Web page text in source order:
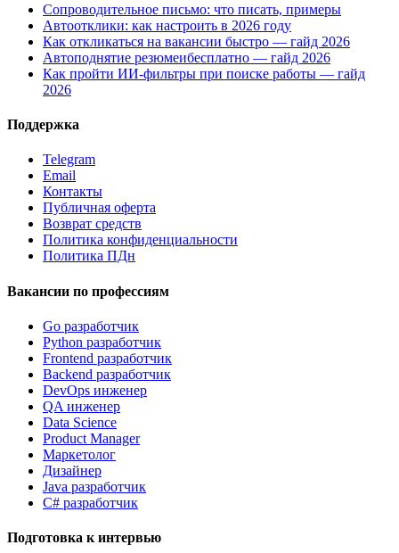
Сопроводительное письмо: что писать, примеры
Автоотклики: как настроить в 2026 году
Как откликаться на вакансии быстро — гайд 2026
Автоподнятие резюмеибесплатно — гайд 2026
Как пройти ИИ-фильтры при поиске работы — гайд
2026
Поддержка
Telegram
Email
Контакты
Публичная оферта
Возврат средств
Политика конфиденциальности
Политика ПДн
Вакансии по профессиям
Go разработчик
Python разработчик
Frontend разработчик
Backend разработчик
DevOps инженер
QA инженер
Data Science
Product Manager
Маркетолог
Дизайнер
Java разработчик
C# разработчик
Подготовка к интервью